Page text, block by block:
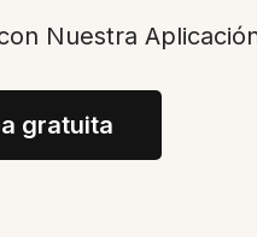
Nuestra
gratuita